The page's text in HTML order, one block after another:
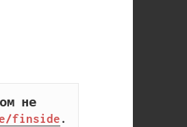
не
finside.